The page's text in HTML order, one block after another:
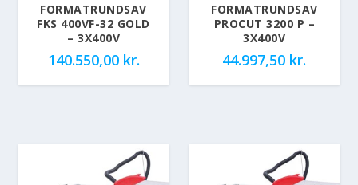
FORMATRUNDSAV
FKS 400VF-32 GOLD
– 3X400V
140.550,00 kr.
FORMATRUNDSAV
PROCUT 3200 P –
3X400V
44.997,50 kr.